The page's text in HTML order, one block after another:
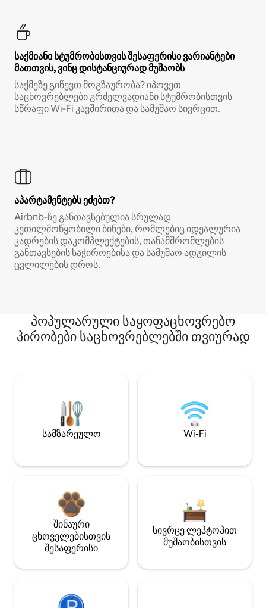
საქმიანი სტუმრობისთვის შესაფერისი ვარიანტები
მათთვის, ვინც დისტანციურად მუშაობს
საქმეზე გიწევთ მოგზაურობა? იპოვეთ
საცხოვრებლები გრძელვადიანი სტუმრობისთვის
სწრაფი Wi‑Fi კავშირითა და სამუშაო სივრცით.
აპარტამენტებს ეძებთ?
Airbnb‑ზე განთავსებულია სრულად
კეთილმოწყობილი ბინები, რომლებიც იდეალურია
კადრების დაკომპლექტების, თანამშრომლების
განთავსების საჭიროებისა და სამუშაო ადგილის
ცვლილების დროს.
პოპულარული საყოფაცხოვრებო
პირობები საცხოვრებლებში თვიურად
სამზარეულო Wi-Fi
შინაური
ცხოველებისთვის
შესაფერისი
სივრცე ლეპტოპით
მუშაობისთვის